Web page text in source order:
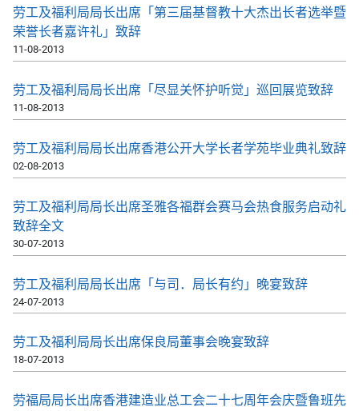
劳工及福利局局长出席「第三届基督教十大杰出长者选举暨
荣誉长者嘉许礼」致辞
11-08-2013
劳工及福利局局长出席「尽显关怀护听觉」巡回展览致辞
11-08-2013
劳工及福利局局长出席香港公开大学长者学苑毕业典礼致辞
02-08-2013
劳工及福利局局长出席圣雅各福群会赛马会热食服务启动礼
致辞全文
30-07-2013
劳工及福利局局长出席「与司．局长有约」晚宴致辞
24-07-2013
劳工及福利局局长出席保良局董事会晚宴致辞
18-07-2013
劳福局局长出席香港建造业总工会二十七周年会庆暨鲁班先